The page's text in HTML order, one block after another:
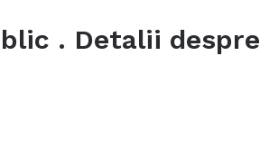
. Detalii despre